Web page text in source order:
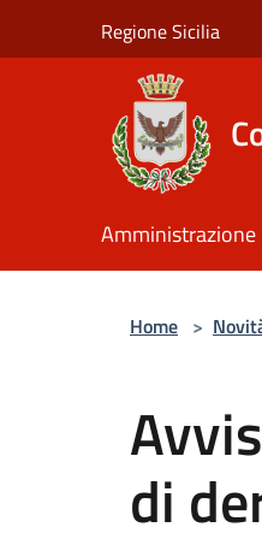
Regione Sicilia
Amministrazione
Home >
di